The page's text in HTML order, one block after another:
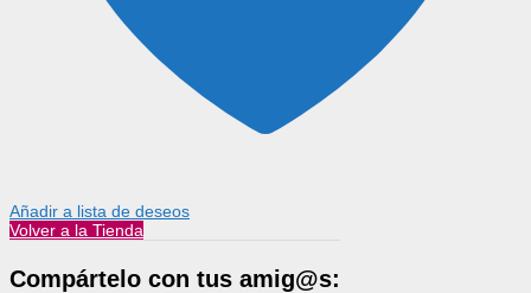
Añadir a lista de deseos
Volver a la Tienda
Compártelo con tus amig@s: